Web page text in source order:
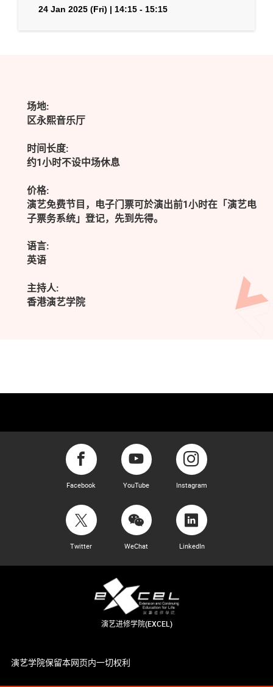
24 Jan 2025 (Fri) | 14:15 - 15:15
场地:
区永熙音乐厅
时间长度:
约1小时不设中场休息
价格:
演艺免费节目，电子门票可於演出前1小时在「演艺电
子票务系统」登记，先到先得。
语言:
英语
主持人:
香港演艺学院
Facebook YouTube Instagram
Twitter WeChat LinkedIn
演艺进修学院(EXCEL)
演艺学院保留本网页内一切权利